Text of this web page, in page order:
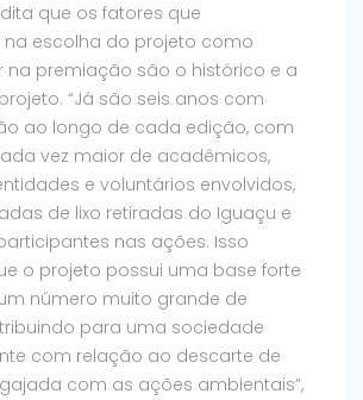
que os fatores que
na escolha do projeto como
na premiação são o histórico e a
“Já são seis anos com
ao longo de cada edição, com
vez maior de acadêmicos,
e voluntários envolvidos,
de lixo retiradas do Iguaçu e
nas ações. Isso
o projeto possui uma base forte
número muito grande de
para uma sociedade
com relação ao descarte de
com as ações ambientais”,